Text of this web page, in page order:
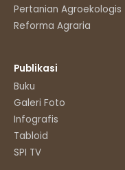
Pertanian Agroekologis
Reforma Agraria
Publikasi
Buku
Galeri Foto
Infografis
Tabloid
SPI TV